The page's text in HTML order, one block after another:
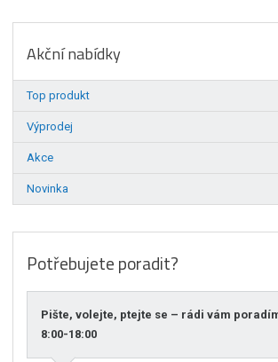
Akční nabídky
Top produkt
Výprodej
Akce
Novinka
Potřebujete poradit?
Pište, volejte, ptejte se – rádi vám
8:00-18:00